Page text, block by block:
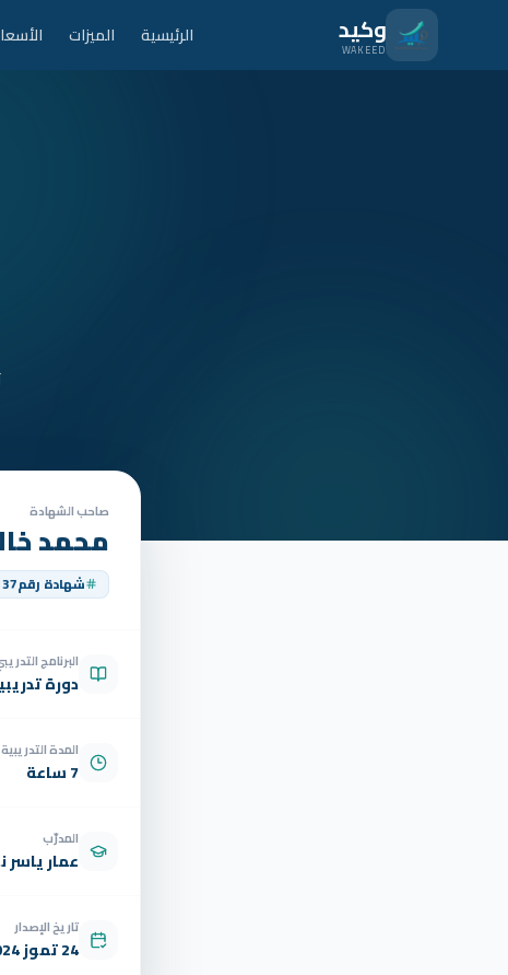
انتقل للمحتوى الرئيسيوكيد
WAKEED الرئيسية الميزات
صاحب الشهادة
محمد
شهادة رقم
البرنامج
دورة
المدة التدريبية
7 ساعة
المدرّب
عمار ياسر
تاريخ الإصدار
24 تموز 2024